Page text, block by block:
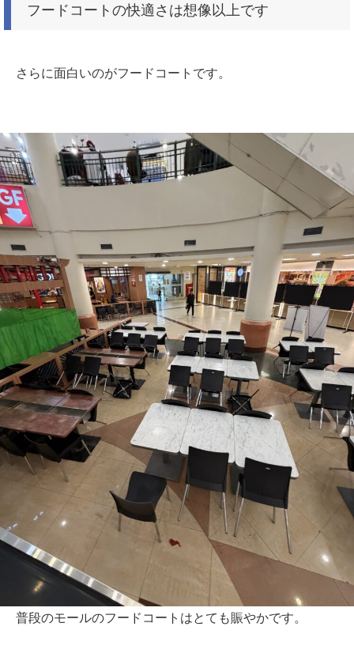
フードコートの快適さは想像以上です
さらに面白いのがフードコートです。
普段のモールのフードコートはとても賑やかです。